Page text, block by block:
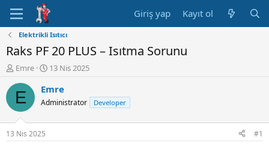
Giriş yap Kayıt ol
Elektrikli Isıtıcı
Raks PF 20 PLUS – Isıtma Sorunu
K
n
u
y
u
B
a
Emre
B
ş
l
n
ı
13 Nis 2025
E Emre
Administrator Developer
13 Nis 2025 #1